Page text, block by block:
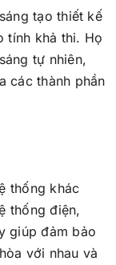
tạo thiết kế
tính khả thi. Họ
tự nhiên,
các thành phần
thống khác
thống điện,
giúp đảm bảo
với nhau và